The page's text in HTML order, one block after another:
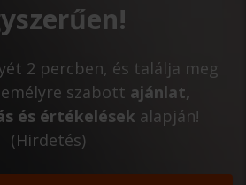
2 percben, és találja meg
szabott ajánlat,
és értékelések alapján!
(Hirdetés)